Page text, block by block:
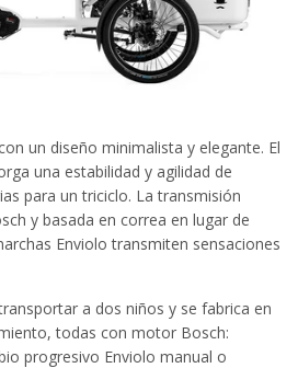
un diseño minimalista y elegante. El
una estabilidad y agilidad de
para un triciclo. La transmisión
y basada en correa en lugar de
Enviolo transmiten sensaciones
a dos niños y se fabrica en
todas con motor Bosch:
progresivo Enviolo manual o